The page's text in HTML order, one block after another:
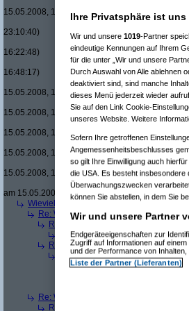
15.05.2008, 18:08:08)
23:10:40)
16:22:48)
16:48:17)
15.05.2008, 17:37:21)
15.05.2008, 17:43:00)
15.05.2008, 17:46:13)
15.05.2008, 17:49:46)
15.05.2008, 18:07:18)
am 15.05.2008, 18:13:17)
Wieviele blus/hd-dvds habt ihr schon?
Re: Wieviele blus/hd-dvds habt ihr
Re(2): Wieviele blus/hd-dvds habt ihr
Re(3): Wieviele blus/hd-dvds
Re(2): Wieviele blus/hd-dvds habt
Re(3): Wieviele blus/hd-dvds
Re(4): Wieviele blus/hd-dvds
Re: Wieviele blus/hd-dvds habt ihr
Re(2): Wieviele blus/hd-dvds habt ihr
Ihre Privatsphäre ist
Wir und unsere 1019-Partner
eindeutige Kennungen auf Ihrem
für die unter „Wir und unsere
Durch Auswahl von Alle ablehnen
deaktiviert sind, sind manche
dieses Menü jederzeit wieder
Sie auf den Link Cookie-
unseres Website. Weitere
Sofern Ihre getroffenen
Angemessenheitsbeschlusses
so gilt Ihre Einwilligung auch
die USA. Es besteht
Überwachungszwecken
können Sie abstellen, in dem Sie
Wir und unsere Partner
Endgeräteeigenschaften zur
Zugriff auf Informationen auf
und der Performance von
Liste der Partner (Lieferanten)